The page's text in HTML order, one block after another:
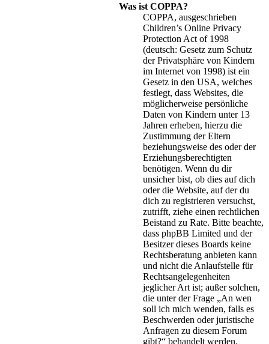
Was ist COPPA?
COPPA, ausgeschrieben
Children’s Online Privacy
Protection Act of 1998
(deutsch: Gesetz zum Schutz
der Privatsphäre von Kindern
im Internet von 1998) ist ein
Gesetz in den USA, welches
festlegt, dass Websites, die
möglicherweise persönliche
Daten von Kindern unter 13
Jahren erheben, hierzu die
Zustimmung der Eltern
beziehungsweise des oder der
Erziehungsberechtigten
benötigen. Wenn du dir
unsicher bist, ob dies auf dich
oder die Website, auf der du
dich zu registrieren versuchst,
zutrifft, ziehe einen rechtlichen
Beistand zu Rate. Bitte beachte,
dass phpBB Limited und der
Besitzer dieses Boards keine
Rechtsberatung anbieten kann
und nicht die Anlaufstelle für
Rechtsangelegenheiten
jeglicher Art ist; außer solchen,
die unter der Frage „An wen
soll ich mich wenden, falls es
Beschwerden oder juristische
Anfragen zu diesem Forum
gibt?“ behandelt werden.